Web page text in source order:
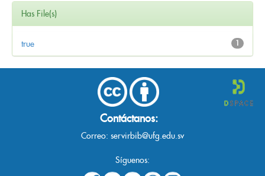
Has File(s)
1
true
Contáctanos:
Correo: servirbib@ufg.edu.sv
Síguenos: